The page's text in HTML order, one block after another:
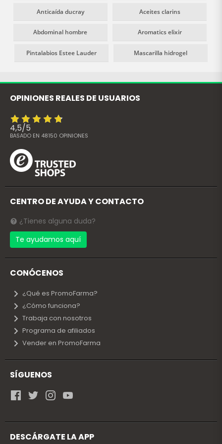
Anticaída ducray Aceites clarins
Abdominal hombre Aromatics elixir
Pintalabios Estee Lauder Mascarilla hidrogel
OPINIONES REALES DE USUARIOS
4,5/5
BASADO EN 48150 OPINIONES
CENTRO DE AYUDA Y CONTACTO
¿Tienes alguna duda?
Te ayudamos aquí
CONÓCENOS
¿Qué es PromoFarma?
¿Cómo funciona?
Trabaja con nosotros
Programa de afiliados
Vender en PromoFarma
SÍGUENOS
DESCÁRGATE LA APP